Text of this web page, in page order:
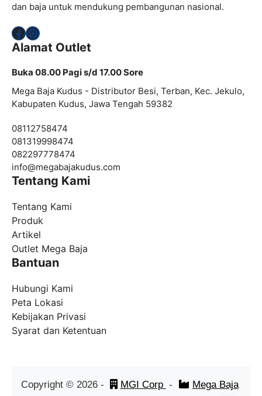
dan baja untuk mendukung pembangunan nasional.
Facebook
Instagram
Alamat Outlet
Buka 08.00 Pagi s/d 17.00 Sore
Mega Baja Kudus - Distributor Besi, Terban, Kec. Jekulo,
Kabupaten Kudus, Jawa Tengah 59382
08112758474
081319998474
082297778474
info@megabajakudus.com
Tentang Kami
Tentang Kami
Produk
Artikel
Outlet Mega Baja
Bantuan
Hubungi Kami
Peta Lokasi
Kebijakan Privasi
Syarat dan Ketentuan
Copyright © 2026- MGI Corp - Mega Baja